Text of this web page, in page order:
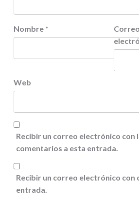
Nombre *
Correo
Web
Recibir un correo electrónico con
comentarios a esta entrada.
Recibir un correo electrónico con
entrada.